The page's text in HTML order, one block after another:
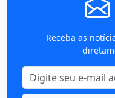
Receba as